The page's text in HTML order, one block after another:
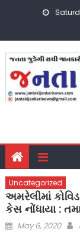
Uncategorized
અમરેલીમાં
કેસ નોંધાયા :
Posted
May 6, 2020